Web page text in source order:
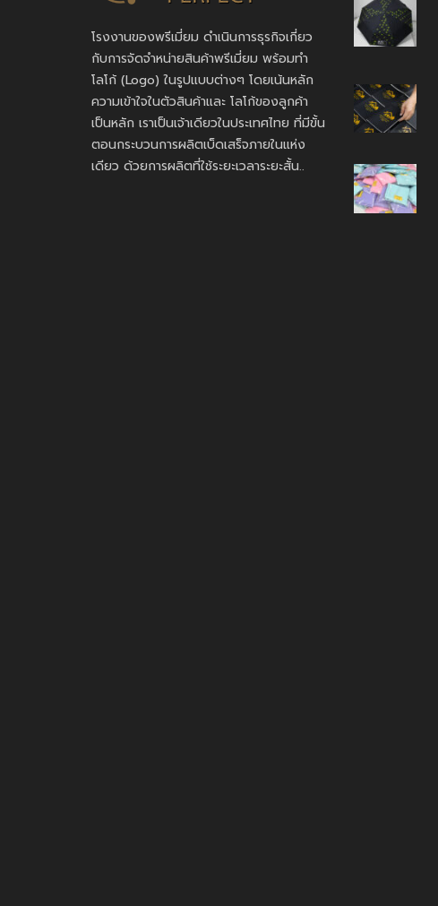
โรงงานของพรีเมี่ยม ดำเนินการธุรกิจเกี่ยว
กับการจัดจำหน่ายสินค้าพรีเมี่ยม พร้อมทำ
โลโก้ (Logo) ในรูปแบบต่างๆ โดยเน้นหลัก
ความเข้าใจในตัวสินค้าและ โลโก้ของลูกค้า
เป็นหลัก เราเป็นเจ้าเดียวในประเทศไทย ที่มีขั้น
ตอนกระบวนการผลิตเบ็ดเสร็จภายในแห่ง
เดียว ด้วยการผลิตที่ใช้ระยะเวลาระยะสั้น..